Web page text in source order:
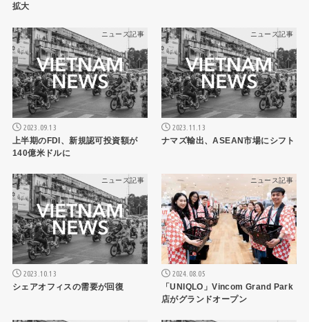
拡大
ニュース記事
2023.09.13
上半期のFDI、新規認可投資額が
140億米ドルに
ニュース記事
2023.11.13
ナマズ輸出、ASEAN市場にシフト
ニュース記事
2023.10.13
シェアオフィスの需要が回復
ニュース記事
2024.08.05
「UNIQLO」Vincom Grand Park
店がグランドオープン